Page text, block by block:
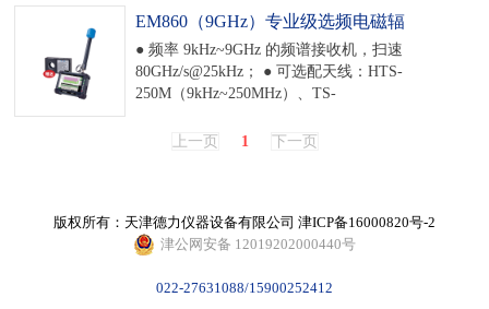
GNSS、LAN、USB、AUX 专业接口、
外置 WiFi 模块； ● 100 瓦电池，5 小时
以上工作时间，7 吋触摸液晶，重量
2.5kg； ● 赠送场强校准器。
监测模式：可现场拍照、数据截图、录
屏、报告等，是执法监测的有利工具； ●
内置电池支持 8 小时“辐射剂量器”监测；
● 5.5 吋触摸液晶，重量 0.5kg； ● 赠送
场强校准器。
8G（200MHz~8GHz）、TS2-8G （9kHz-
8GHz）、TS3-8G（30MHz-8GHz）、
TS4-8G（400MHz-8GHz）； ● 支持多种
场强天线，适用于中短波、电视、无线
通信、环境监测等多个应用场景； ● 支
自动导出测试报告、记录和回放、无线
GNSS、LAN、USB、AUX 专业接口、
外置 WiFi 模块； ● 4 小时以上工作时
场强校准器。
EM860（9GHz）专业级选频电磁辐
射分析仪
● 频率 9kHz~9GHz 的频谱接收机，扫速
80GHz/s@25kHz； ● 可选配天线：HTS-
250M（9kHz~250MHz）、TS-
8GHz）、S3-8G（30MHz-8GHz）、TS4-
分析带宽； ● 选频监测、安全评估、场
强、频谱分析多功能应用； ● 基站监测
服务商和 CBW 频道表、记录和回放、截
上一页 1 下一页
版权所有：天津德力仪器设备有限公司 津ICP备16000820号-2
津公网安备 12019202000440号
022-27631088/15900252412